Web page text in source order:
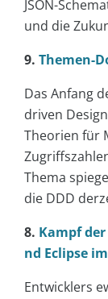
JSON-
und die
9. Themen-
Das Anfang
driven
Theorien für
Thema
die DDD
8. Kampf
nd Eclipse
Entwicklers